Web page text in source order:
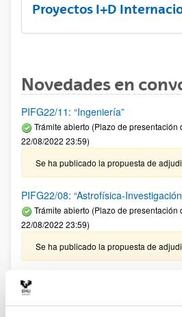
Proyectos I+D
Novedades en
PIFG22/11: “Ingeniería”
Trámite abierto (Plazo de
22/08/2022 23:59)
Se ha publicado la propuesta de
PIFG22/08: “Astrofísica-
Trámite abierto (Plazo de
22/08/2022 23:59)
Se ha publicado la propuesta de
PIFG22/05: “Characterization of
materials by infrared thermography
excitation-Application to thermal